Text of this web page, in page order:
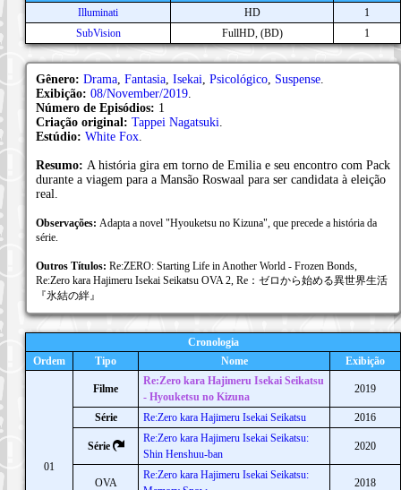
Illuminati
HD
1
SubVision
FullHD, (BD) 1
Gênero: Drama Fantasia Isekai Psicológico Suspense
Exibição: 08/November/2019
Número de Episódios: 1
Criação original: Tappei Nagatsuki
Estúdio: White Fox
Resumo: A história gira em torno de Emilia e seu encontro com Pack
durante a viagem para a Mansão Roswaal para ser candidata à eleição
real.
Observações: Adapta a novel "Hyouketsu no Kizuna", que precede a história da
série.
Outros Títulos: Re:ZERO: Starting Life in Another World - Frozen Bonds,
Re:Zero kara Hajimeru Isekai Seikatsu OVA 2, Re：ゼロから始める異世界生活
『氷結の絆』
Cronologia
Ordem
Tipo Nome Exibição
01
Filme
Re:Zero kara Hajimeru Isekai Seikatsu
- Hyouketsu no Kizuna
2019
Série Re:Zero kara Hajimeru Isekai Seikatsu 2016
Série
Re:Zero kara Hajimeru Isekai Seikatsu:
Shin Henshuu-ban
2020
OVA
Re:Zero kara Hajimeru Isekai Seikatsu:
2018